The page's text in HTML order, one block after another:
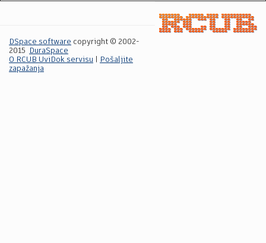
DSpace software copyright © 2002-
2015
DuraSpace
O RCUB UviDok servisu
Pošaljite
zapažanja